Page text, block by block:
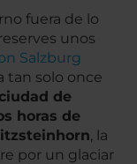
fuera de lo
unos
Salzburg
tan solo once
de
horas de
, la
por un glaciar